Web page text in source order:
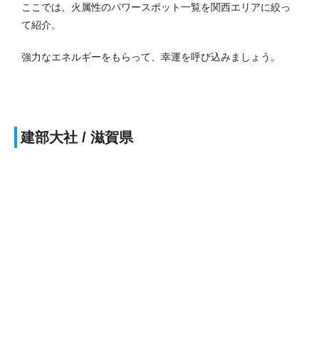
ここでは、火属性のパワースポット一覧を関西エリアに絞っ
て紹介。
強力なエネルギーをもらって、幸運を呼び込みましょう。
建部大社 / 滋賀県